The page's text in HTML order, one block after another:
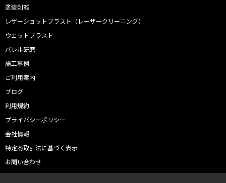
塗装剥離
レザーショットブラスト（レーザークリーニング）
ウェットブラスト
バレル研磨
施工事例
ご利用案内
ブログ
利用規約
プライバシーポリシー
会社情報
特定商取引法に基づく表示
お問い合わせ